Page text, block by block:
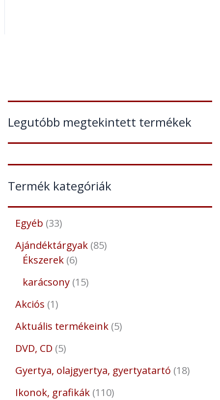
Legutóbb megtekintett termékek
Termék kategóriák
Egyéb 33
Ajándéktárgyak 85
Ékszerek 6
karácsony 15
Akciós 1
Aktuális termékeink 5
DVD, CD 5
Gyertya, olajgyertya, gyertyatartó 18
Ikonok, grafikák 110